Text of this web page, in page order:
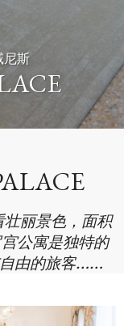
尼斯
丽景色，面积
公寓是独特的
自由的旅客……